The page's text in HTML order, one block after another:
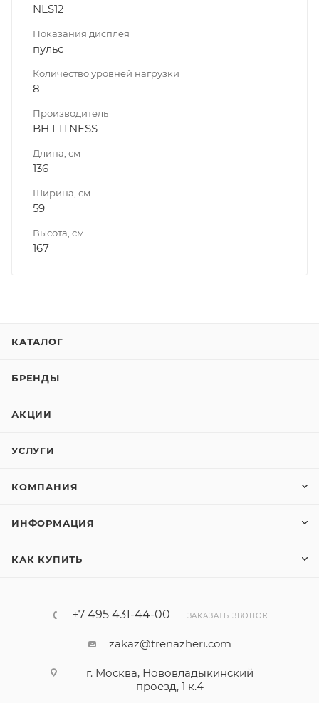
NLS12
Показания дисплея
пульс
Количество уровней нагрузки
8
Производитель
BH FITNESS
Длина, см
136
Ширина, см
59
Высота, см
167
КАТАЛОГ
БРЕНДЫ
АКЦИИ
УСЛУГИ
КОМПАНИЯ
ИНФОРМАЦИЯ
КАК КУПИТЬ
+7 495 431-44-00 ЗАКАЗАТЬ ЗВОНОК
zakaz@trenazheri.com
г. Москва, Нововладыкинский
проезд, 1 к.4